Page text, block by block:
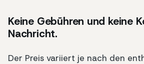
Keine Gebühren und keine
Nachricht.
Der Preis variiert je nach den